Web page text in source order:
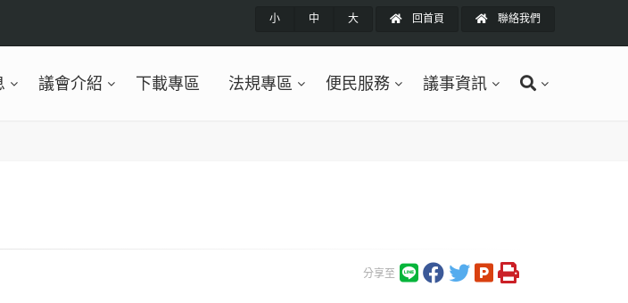
小 中 大 回首頁 聯絡我們
議會介紹 下載專區 法規專區 便民服務 議事資訊
分享至